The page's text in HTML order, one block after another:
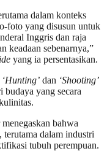
dalam konteks
foto yang disusun untuk
Inggris dan raja
keadaan sebenarnya,”
yang ia persentasikan.
‘Hunting’ dan ‘Shooting’
budaya yang secara
bahwa
dalam industri
tubuh perempuan.